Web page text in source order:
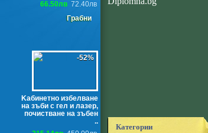
66.50лв 72.40лв
Грабни
-52%
Kабинетно избелване
на зъби с гел и лазер,
почистване на зъбен
..
Категории